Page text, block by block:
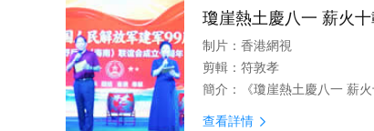
瓊崖熱土慶八一 薪火
制片： 香港網視
剪輯： 符敦孝
簡介：
《瓊崖熱土慶八一 薪火
查看詳情 